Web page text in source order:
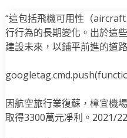
“這包括飛機可用性（
行行為的長期變化。出於這
建設未來，以鋪平前進的道
因航空旅行業復蘇，樟宜機
取得3300萬元凈利。2021/